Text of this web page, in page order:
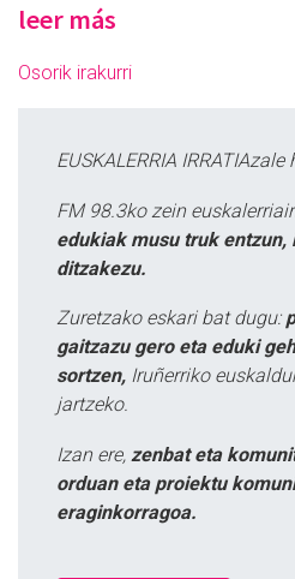
leer más
Osorik irakurri
EUSKALERRIA IRRATIAzale
FM 98.3ko zein
edukiak musu truk entzun,
ditzakezu.
Zuretzako eskari bat dugu:
gaitzazu gero eta eduki
sortzen, Iruñerriko
jartzeko.
Izan ere, zenbat eta
orduan eta proiektu
eraginkorragoa.